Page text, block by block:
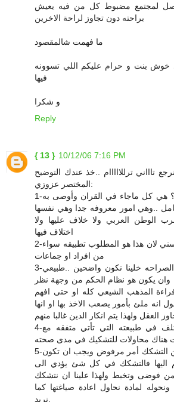
لمجتمع مضبوط كل من فيه يعيش
براحته دون تجاوز لراحة الاخرين
ما فهمت شالمقصود
خوش بنت و حرام عليكم اللي تسوونه
فيها
و شكرا
Reply
{ 13 } 10/12/06 7:16 PM
تاااني ترللااااام ..خذ عندك التوضيح
المختصر عزوزي:
1-تتساءل عما هي الاهداف ؟ هي كل ماجاء في القران وأوصى به
..وهي امور معروفه جدا وهي نفسها
الوطن العربي ولا خلاف عليها ولا
اختلاف فيها
2-طبعا نتكلم عن الاسلام السني لان هذا هو المطلوب تطبيقه سواء
من افراد او جماعات
3-عزيزي مطقوق وبمنتهى الصراحه خلينا نكون واضحين ..طبيعي
يكون هو نظام الحكم من وجهة نظر
المذهب الشيعي كله او حتى افهم
انه ملئ بأمور يصعب الاخذ بها او انها
4-ولكن الاسلام السني يختلف في طبيعته التي تأتي متفقه مع
هناك محاولات للتشكيك في مدى صحته
5-التساؤل أمر مرغوب ولكن التشكك أمر مرفوض ويجب ان تكون
اليها فالتشكك في كل شئ يؤدي الى
من فوضى وتخبط ولهذا علينا ان نتشكك
لمادة نحاول اعادة صياغتها كما